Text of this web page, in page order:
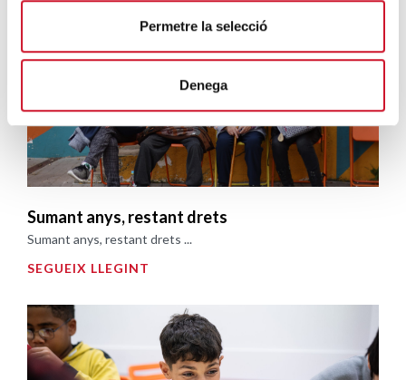
Permetre la selecció
Denega
Sumant anys, restant drets
Sumant anys, restant drets ...
SEGUEIX LLEGINT